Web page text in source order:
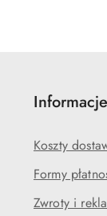
Informacje
Koszty
Formy
Zwroty i